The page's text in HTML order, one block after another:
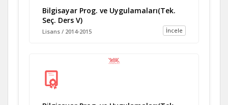
Bilgisayar Prog. ve Uygulamaları(Tek.
Seç. Ders V)
İncele
Lisans / 2014-2015